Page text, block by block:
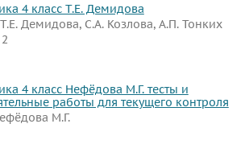
4 класс Т.Е. Демидова
Т.Е. Демидова, С.А. Козлова, А.П. Тонких
4 класс Нефёдова М.Г. тесты и
работы для текущего контроля
М.Г.